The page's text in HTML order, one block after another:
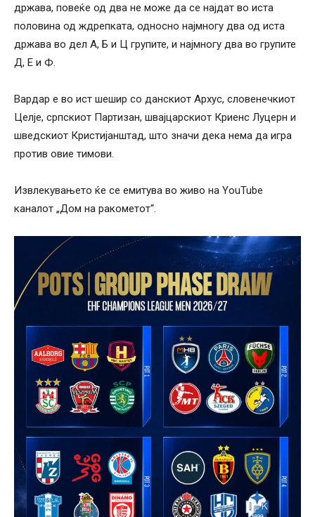
држава, повеќе од два не може да се најдат во иста
половина од ждрепката, односно најмногу два од иста
држава во дел А, Б и Ц групите, и најмногу два во групите
Д, Е и Ф.
Вардар е во ист шешир со данскиот Архус, словенечкиот
Целје, српскиот Партизан, швајцарскиот Криенс Луцерн и
шведскиот Кристијанштад, што значи дека нема да игра
против овие тимови.
Извлекувањето ќе се емитува во живо на YouTube
каналот „Дом на ракометот“.